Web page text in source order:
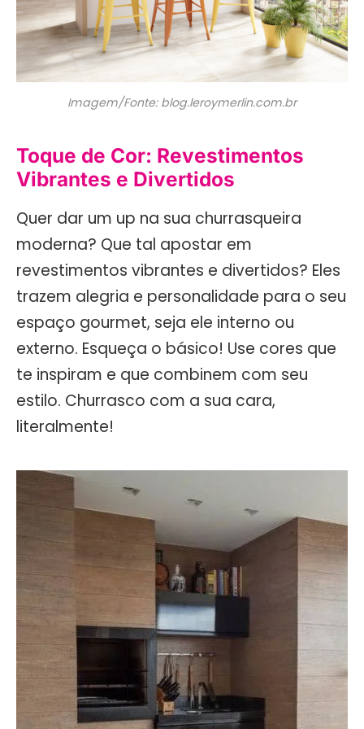
Imagem/Fonte: blog.leroymerlin.com.br
Toque de Cor: Revestimentos
Vibrantes e Divertidos
Quer dar um up na sua churrasqueira
moderna? Que tal apostar em
revestimentos vibrantes e divertidos? Eles
trazem alegria e personalidade para o seu
espaço gourmet, seja ele interno ou
externo. Esqueça o básico! Use cores que
te inspiram e que combinem com seu
estilo. Churrasco com a sua cara,
literalmente!